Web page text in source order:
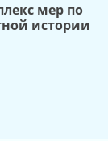
мер по
истории